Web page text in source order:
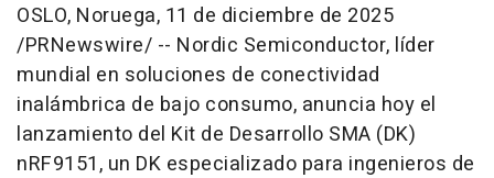
OSLO, Noruega, 11 de diciembre de 2025
/PRNewswire/ -- Nordic Semiconductor, líder
mundial en soluciones de conectividad
inalámbrica de bajo consumo, anuncia hoy el
lanzamiento del Kit de Desarrollo SMA (DK)
nRF9151, un DK especializado para ingenieros de